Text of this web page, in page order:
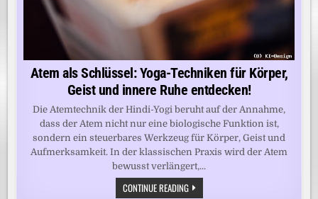
Atem als Schlüssel: Yoga-Techniken für Körper,
Geist und innere Ruhe entdecken!
Die Atemtechnik der Hindi-Yogi beruht auf der Annahme,
dass der Atem nicht nur eine biologische Funktion ist,
sondern ein steuerbares Werkzeug für Körper, Geist und
Aufmerksamkeit. In der klassischen Praxis wird der Atem
bewusst verlängert,...
CONTINUE READINGATEM